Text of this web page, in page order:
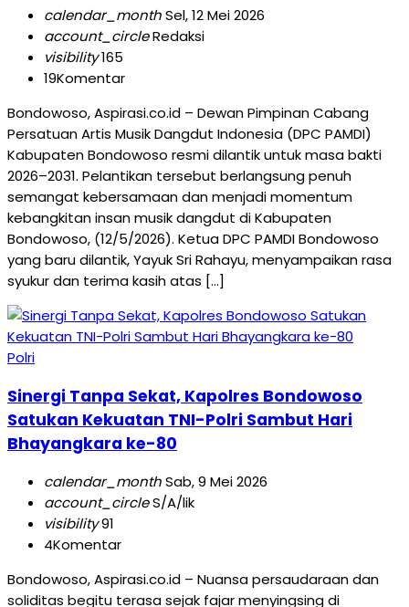
calendar_monthSel, 12 Mei 2026
account_circleRedaksi
visibility165
19Komentar
Bondowoso, Aspirasi.co.id – Dewan Pimpinan Cabang
Persatuan Artis Musik Dangdut Indonesia (DPC PAMDI)
Kabupaten Bondowoso resmi dilantik untuk masa bakti
2026–2031. Pelantikan tersebut berlangsung penuh
semangat kebersamaan dan menjadi momentum
kebangkitan insan musik dangdut di Kabupaten
Bondowoso, (12/5/2026). Ketua DPC PAMDI Bondowoso
yang baru dilantik, Yayuk Sri Rahayu, menyampaikan rasa
syukur dan terima kasih atas […]
Polri
Sinergi Tanpa Sekat, Kapolres Bondowoso
Satukan Kekuatan TNI-Polri Sambut Hari
Bhayangkara ke-80
calendar_monthSab, 9 Mei 2026
account_circleS/A/lik
visibility91
4Komentar
Bondowoso, Aspirasi.co.id – Nuansa persaudaraan dan
soliditas begitu terasa sejak fajar menyingsing di